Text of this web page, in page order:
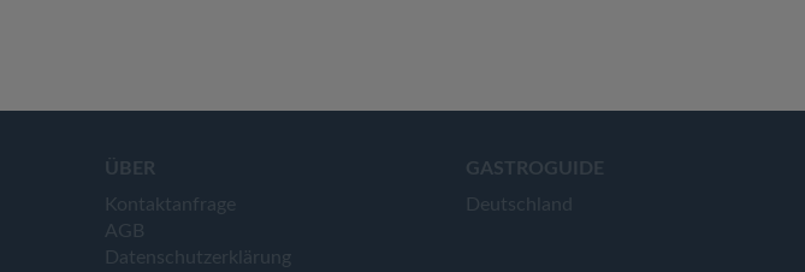
ÜBER
Kontaktanfrage
AGB
Datenschutzerklärung
GASTROGUIDE
Deutschland